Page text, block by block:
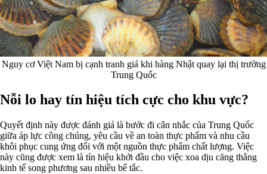
Nguy cơ Việt Nam bị cạnh tranh giá khi hàng Nhật quay lại thị trường
Trung Quốc
Nỗi lo hay tín hiệu tích cực cho khu vực?
Quyết định này được đánh giá là bước đi cân nhắc của Trung Quốc
giữa áp lực công chúng, yêu cầu về an toàn thực phẩm và nhu cầu
khôi phục cung ứng đối với một nguồn thực phẩm chất lượng. Việc
này cũng được xem là tín hiệu khởi đầu cho việc xoa dịu căng thẳng
kinh tế song phương sau nhiều bế tắc.